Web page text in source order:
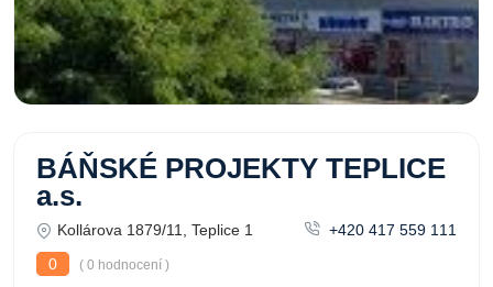
BÁŇSKÉ PROJEKTY TEPLICE
a.s.
Kollárova 1879/11, Teplice 1
+420 417 559 111
0
( 0 hodnocení )